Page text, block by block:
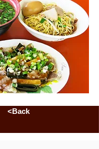
<Back